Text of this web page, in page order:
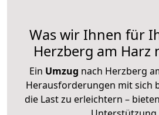
Was wir Ihnen für
Herzberg am Harz
Ein Umzug nach Herzberg
Herausforderungen mit sich
die Last zu erleichtern –